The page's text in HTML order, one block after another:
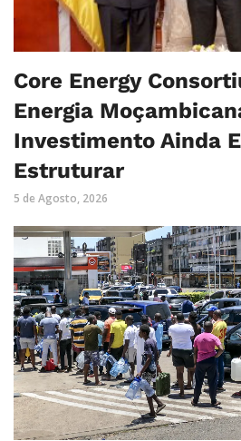
Core Energy
Energia
Investimento Ainda
Estruturar
5 de Agosto, 2026